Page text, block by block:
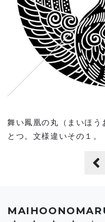
舞い鳳凰の丸（まいほう
とつ。文様違いその１。